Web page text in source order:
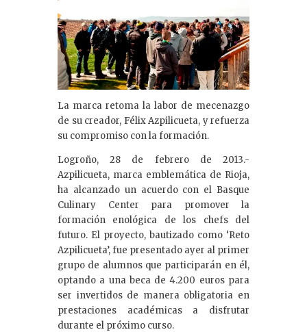
La marca retoma la labor de mecenazgo
de su creador, Félix Azpilicueta, y refuerza
su compromiso con la formación.
Logroño, 28 de febrero de 2013.-
Azpilicueta, marca emblemática de Rioja,
ha alcanzado un acuerdo con el Basque
Culinary Center para promover la
formación enológica de los chefs del
futuro. El proyecto, bautizado como ‘Reto
Azpilicueta’, fue presentado ayer al primer
grupo de alumnos que participarán en él,
optando a una beca de 4.200 euros para
ser invertidos de manera obligatoria en
prestaciones académicas a disfrutar
durante el próximo curso.